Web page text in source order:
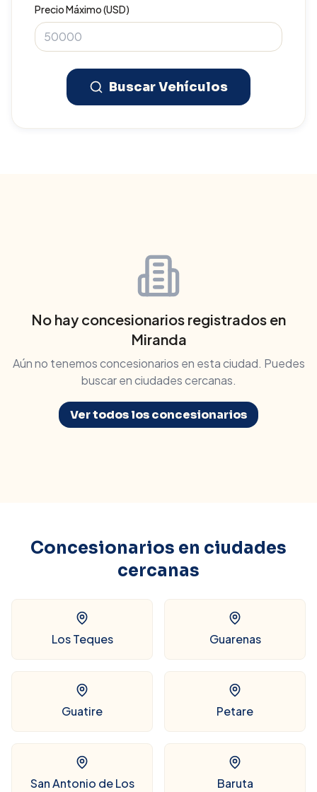
Precio Máximo (USD)
Buscar Vehículos
No hay concesionarios registrados en
Miranda
Aún no tenemos concesionarios en esta ciudad. Puedes
buscar en ciudades cercanas.
Ver todos los concesionarios
Concesionarios en ciudades
cercanas
Los Teques Guarenas
Guatire Petare
San Antonio de Los
Baruta